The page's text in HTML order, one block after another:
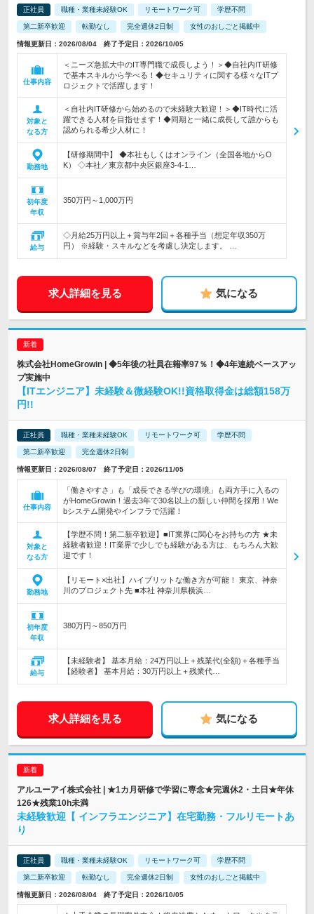
正社員 職種・業種未経験OK リモートワーク可 学歴不問
第二新卒歓迎 転勤なし 完全週休2日制 女性のおしごと掲載中
情報更新日：2026/08/04 終了予定日：2026/10/05
仕事内容
＜ニーズ急拡大中のIT専門職で成長しよう！＞◆自社内IT研修
で基本スキルから学べる！◆セキュリティに関する様々なITプ
ロジェクトで活躍します！
対象と
なる方
＜自社内IT研修から始めるので未経験大歓迎！＞◆IT時代に活
躍できる人材を目指せます！◆同期と一緒に成長して誰からも
認められる希少人材に！
勤務地
【研修期間中】 ◆本社もしくはオンライン（全国各地からO
K） ◇本社／東京都中央区銀座3-4-1…
初年度
年収
350万円～1,000万円
給与
◇月給25万円以上＋賞与年2回＋各種手当（想定年収350万
円） ※経験・スキルなどを考慮し決定します。 …
求人詳細を見る 気になる
株式会社HomeGrowin | ◆5年後の社員在籍率97％！◆4年連続ベースアッ
プ実施中
【ITエンジニア】未経験＆微経験OK!!資格取得金は総額158万
円!!
正社員 職種・業種未経験OK リモートワーク可 学歴不問
第二新卒歓迎 完全週休2日制
情報更新日：2026/08/07 終了予定日：2026/11/05
仕事内容
「働きやすさ」も「成長できる学びの環境」も両方手に入るの
がHomeGrowin！過去3年で30名以上の新しい仲間を採用！We
bシステム開発やインフラで活躍！
対象と
なる方
【学歴不問！第二新卒歓迎】■IT業界に関心をお持ちの方 ★未
経験者歓迎！IT業界で少しでも経験がある方は、もちろん大歓
迎です！
勤務地
【リモート×出社】ハイブリットな働き方が可能！ 東京、神奈
川のプロジェクト先 ■本社 神奈川県横浜…
初年度
年収
380万円～850万円
給与
【未経験者】 基本月給：24万円以上＋残業代(全額)＋各種手当
【経験者】 基本月給：30万円以上＋残業代…
求人詳細を見る 気になる
アルユーアイ株式会社 | ★1カ月研修で学習に専念★完週休2・土日★年休
126★残業10h未満
未経験歓迎【 インフラエンジニア】在宅勤務・フルリモートあ
り
正社員 職種・業種未経験OK リモートワーク可 学歴不問
第二新卒歓迎 転勤なし 完全週休2日制 女性のおしごと掲載中
情報更新日：2026/08/04 終了予定日：2026/10/05